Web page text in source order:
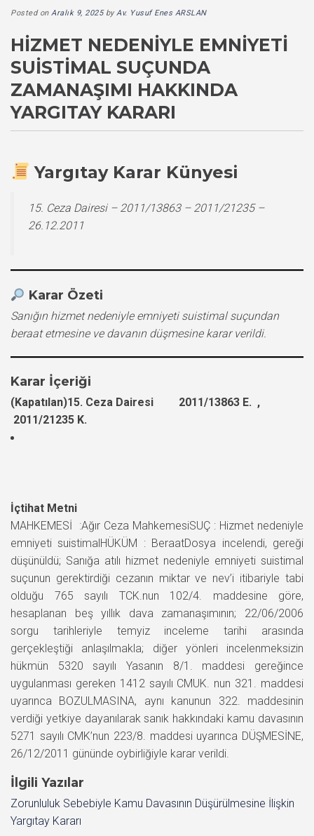
Posted on Aralık 9, 2025byAv. Yusuf Enes ARSLAN
HIZMET NEDENIYLE EMNIYETI
SUISTIMAL SUÇUNDA
ZAMANAŞIMI HAKKINDA
YARGITAY KARARI
Yargıtay Karar Künyesi
15. Ceza Dairesi – 2011/13863 – 2011/21235 –
26.12.2011
Karar Özeti
Sanığın hizmet nedeniyle emniyeti suistimal suçundan
beraat etmesine ve davanın düşmesine karar verildi.
Karar İçeriği
(Kapatılan)15. Ceza Dairesi 2011/13863 E. ,
2011/21235 K.
İçtihat Metni
MAHKEMESİ :Ağır Ceza MahkemesiSUÇ : Hizmet nedeniyle
emniyeti suistimalHÜKÜM : BeraatDosya incelendi, gereği
düşünüldü; Sanığa atılı hizmet nedeniyle emniyeti suistimal
suçunun gerektirdiği cezanın miktar ve nev’i itibariyle tabi
olduğu 765 sayılı TCK.nun 102/4. maddesine göre,
hesaplanan beş yıllık dava zamanaşımının; 22/06/2006
sorgu tarihleriyle temyiz inceleme tarihi arasında
gerçekleştiği anlaşılmakla; diğer yönleri incelenmeksizin
hükmün 5320 sayılı Yasanın 8/1. maddesi gereğince
uygulanması gereken 1412 sayılı CMUK. nun 321. maddesi
uyarınca BOZULMASINA, aynı kanunun 322. maddesinin
verdiği yetkiye dayanılarak sanık hakkındaki kamu davasının
5271 sayılı CMK’nun 223/8. maddesi uyarınca DÜŞMESİNE,
26/12/2011 gününde oybirliğiyle karar verildi.
İlgili Yazılar
Zorunluluk Sebebiyle Kamu Davasının Düşürülmesine İlişkin
Yargıtay Kararı